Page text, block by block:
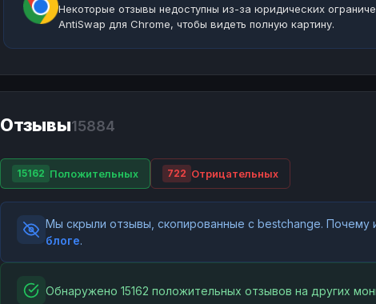
Некоторые отзывы недоступны из-за юридических
AntiSwap для Chrome, чтобы видеть полную картину.
Отзывы15884
15162 Положительных 722 Отрицательных
Мы скрыли отзывы, скопированные с bestchange. Почему
блоге.
Обнаружено 15162 положительных отзывов на других